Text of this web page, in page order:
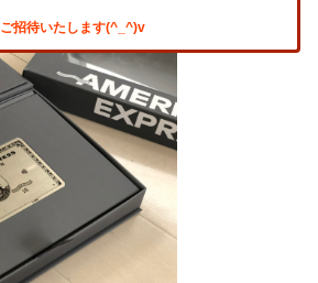
ご招待いたします(^_^)v